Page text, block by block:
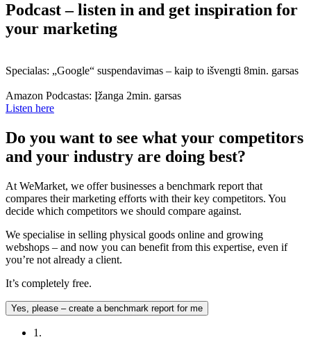
Podcast – listen in and get inspiration for
your marketing
Specialas: „Google“ suspendavimas – kaip to išvengti 8min. garsas
Amazon Podcastas: Įžanga 2min. garsas
Listen here
Do you want to see what your competitors
and your industry are doing best?
At WeMarket, we offer businesses a benchmark report that
compares their marketing efforts with their key competitors. You
decide which competitors we should compare against.
We specialise in selling physical goods online and growing
webshops – and now you can benefit from this expertise, even if
you’re not already a client.
It’s completely free.
Yes, please – create a benchmark report for me
1.